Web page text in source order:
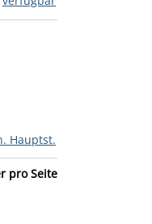
Download von externem
Hauptst.
Rock anzeigen
Anbieter wechseln -
pro Seite